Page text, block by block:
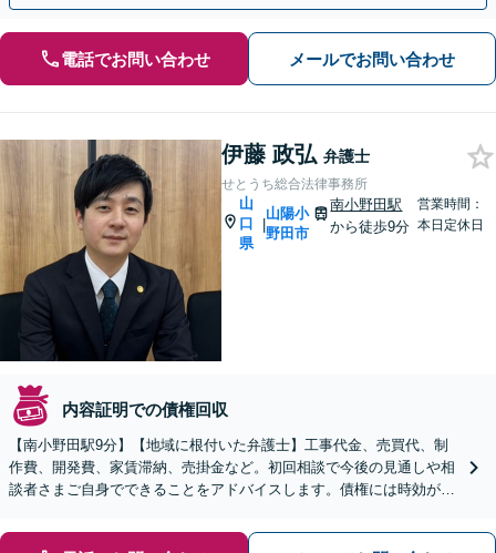
電話でお問い合わせ メールでお問い合わせ
伊藤 政弘 弁護士
せとうち総合法律事務所
山
口
県
|
山陽小
野田市
南小野田駅
から徒歩9分
営業時間：
本日定休日
内容証明での債権回収
【南小野田駅9分】【地域に根付いた弁護士】工事代金、売買代、制
作費、開発費、家賃滞納、売掛金など。初回相談で今後の見通しや相
談者さまご自身でできることをアドバイスします。債権には時効があ